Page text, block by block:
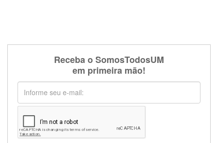
Receba o SomosTodosUM
em primeira mão!